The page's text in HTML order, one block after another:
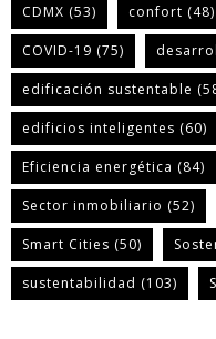
CDMX (53) confort (48)
COVID-19 (75)
edificación sustentable
edificios inteligentes (60)
Eficiencia energética (84)
Sector inmobiliario (52)
Smart Cities (50)
sustentabilidad (103)